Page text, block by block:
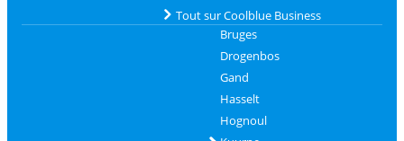
Tout sur Coolblue Business
Bruges
Drogenbos
Gand
Hasselt
Hognoul